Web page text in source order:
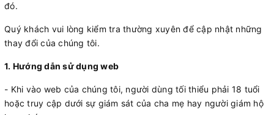
đó.
Quý khách vui lòng kiểm tra thường xuyên để cập nhật những
thay đổi của chúng tôi.
1. Hướng dẫn sử dụng web
- Khi vào web của chúng tôi, người dùng tối thiểu phải 18 tuổi
hoặc truy cập dưới sự giám sát của cha mẹ hay người giám hộ